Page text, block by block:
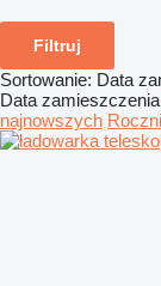
Filtruj
Sortowanie: Data
Data zamieszczenia
najnowszych